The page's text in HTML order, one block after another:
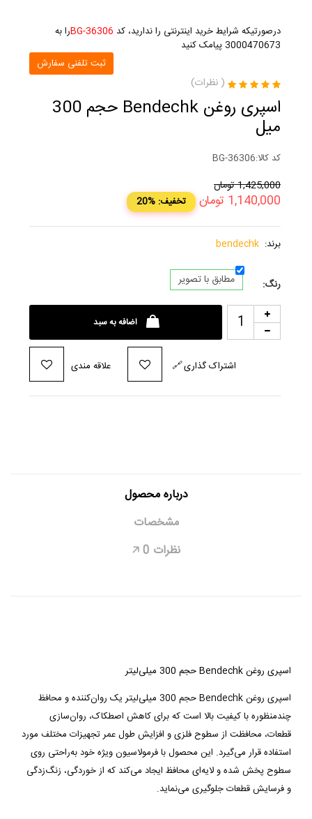
درصورتیکه شرایط خرید اینترنتی را ندارید، کد BG-36306را به
3000470673 پیامک کنید
ثبت تلفنی سفارش
( نظرات)
اسپری روغن Bendechk حجم 300
میل
کد کالا:BG-36306
1,425,000تومان
1,140,000 تومان 20% :تخفیف
برند: bendechk
رنگ: مطابق با تصویر
اضافه به سبد
علاقه مندی 🔗اشتراک گذاری
درباره محصول
مشخصات
نظرات 0
🡥
اسپری روغن Bendechk حجم 300 میلی‌لیتر
اسپری روغن Bendechk حجم 300 میلی‌لیتر یک روان‌کننده و محافظ
چندمنظوره با کیفیت بالا است که برای کاهش اصطکاک، روان‌سازی
قطعات، محافظت از سطوح فلزی و افزایش طول عمر تجهیزات مختلف مورد
استفاده قرار می‌گیرد. این محصول با فرمولاسیون ویژه خود به‌راحتی روی
سطوح پخش شده و لایه‌ای محافظ ایجاد می‌کند که از خوردگی، زنگ‌زدگی
و فرسایش قطعات جلوگیری می‌نماید.